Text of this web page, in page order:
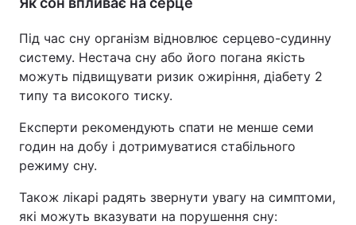
Під час сну організм відновлює серцево-судинну
систему. Нестача сну або його погана якість
можуть підвищувати ризик ожиріння, діабету 2
типу та високого тиску.
Експерти рекомендують спати не менше семи
годин на добу і дотримуватися стабільного
режиму сну.
Також лікарі радять звернути увагу на симптоми,
які можуть вказувати на порушення сну: